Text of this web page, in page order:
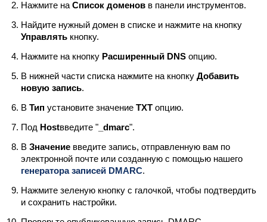
Нажмите на Список доменов в панели инструментов.
Найдите нужный домен в списке и нажмите на кнопку
Управлять кнопку.
Нажмите на кнопку Расширенный DNS опцию.
В нижней части списка нажмите на кнопку Добавить
новую запись.
В Тип установите значение TXT опцию.
Под Hostвведите " _dmarc".
В Значение введите запись, отправленную вам по
электронной почте или созданную с помощью нашего
генератора записей DMARC.
Нажмите зеленую кнопку с галочкой, чтобы подтвердить
и сохранить настройки.